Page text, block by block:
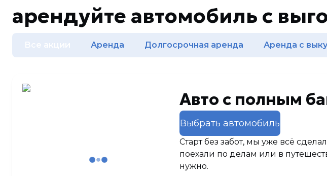
арендуйте автомобиль с
Все акции Аренда Долгосрочная аренда Аренда с
Авто с полным
Выбрать автомобиль
Старт без забот, мы уже всё
поехали по делам или в
нужно.